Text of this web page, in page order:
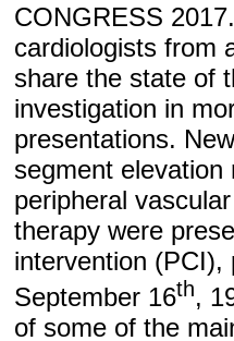
CONGRESS
cardiologists from
share the state of
investigation in
presentations.
segment
peripheral
therapy were
intervention
September 16th,
of some of the